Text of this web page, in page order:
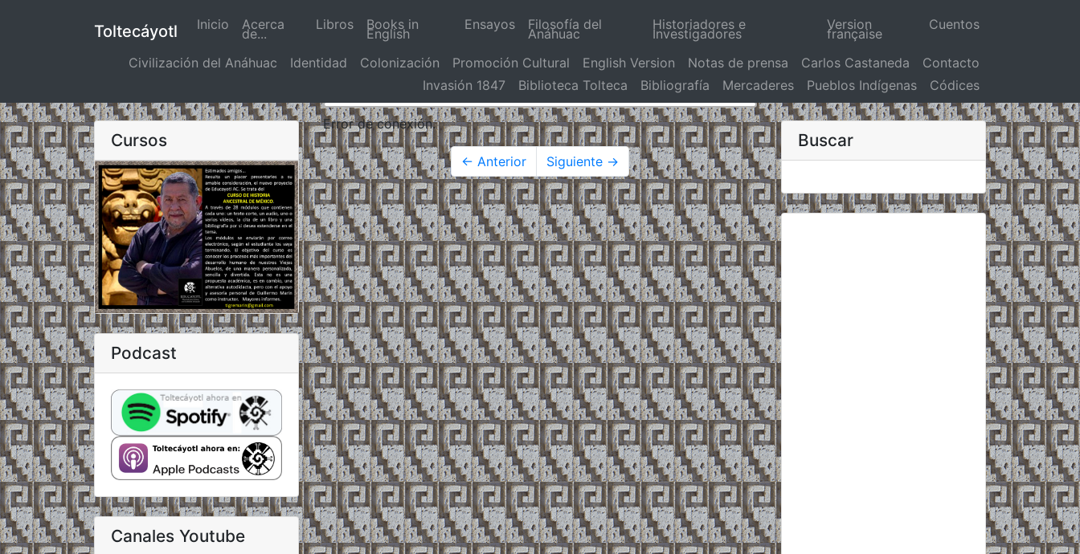
Toltecáyotl Inicio (actual)
Acerca
de...
Libros Books in
English
Ensayos Filosofía del
Anáhuac
Historiadores e
Investigadores
Version
française
Cuentos
Civilización del Anáhuac Identidad Colonización Promoción Cultural English Version Notas de prensa Carlos Castaneda
Contacto
Invasión 1847
Biblioteca Tolteca Bibliografía Mercaderes Pueblos Indígenas Códices
Cursos
Podcast
Canales Youtube
Error de conexión.
← Anterior Siguiente →
Buscar